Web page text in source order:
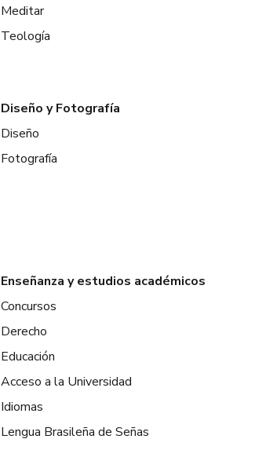
Meditar
Teología
Diseño y Fotografía
Diseño
Fotografía
Enseñanza y estudios académicos
Concursos
Derecho
Educación
Acceso a la Universidad
Idiomas
Lengua Brasileña de Señas